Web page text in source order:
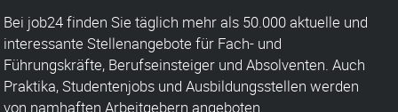
Bei job24 finden Sie täglich mehr als 50.000 aktuelle und
interessante Stellenangebote für Fach- und
Führungskräfte, Berufseinsteiger und Absolventen. Auch
Praktika, Studentenjobs und Ausbildungsstellen werden
von namhaften Arbeitgebern angeboten.